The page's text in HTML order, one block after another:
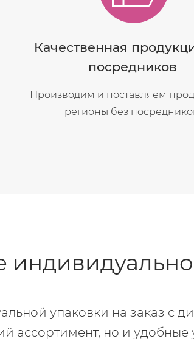
Качественная
посредников
Производим и поставляем
регионы без
упаковки на заказ с
ассортимент, но и удобные